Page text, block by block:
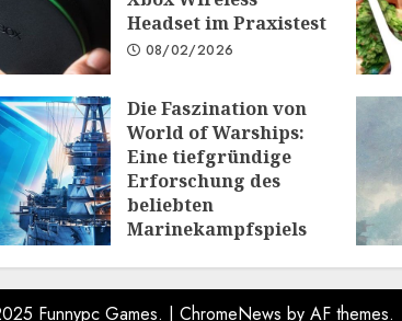
Headset im Praxistest
08/02/2026
Die Faszination von
World of Warships:
Eine tiefgründige
Erforschung des
beliebten
Marinekampfspiels
Funnypc Games. | ChromeNews by AF themes.